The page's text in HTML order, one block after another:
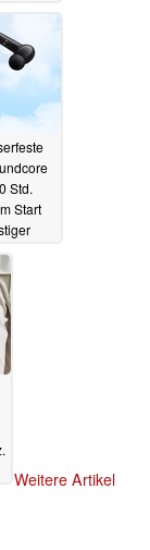
Std.
Start
Weitere Artikel